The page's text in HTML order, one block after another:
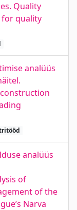
Quality
for quality
analüüs
analüüs
of
of the
Narva